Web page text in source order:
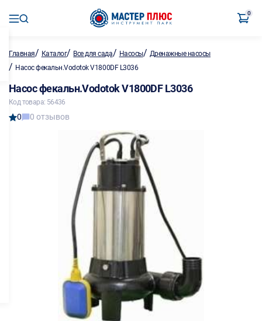
0
Главная/ Каталог/ Все для сада/ Насосы/ Дренажные насосы
/ Насос фекальн.Vodotok V1800DF L3036
Насос фекальн.Vodotok V1800DF L3036
Код товара: 56436
0 0 отзывов